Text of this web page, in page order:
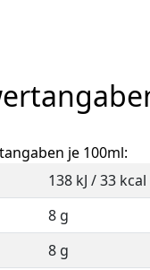
je 100ml:
138 kJ / 33 kcal
8 g
8 g